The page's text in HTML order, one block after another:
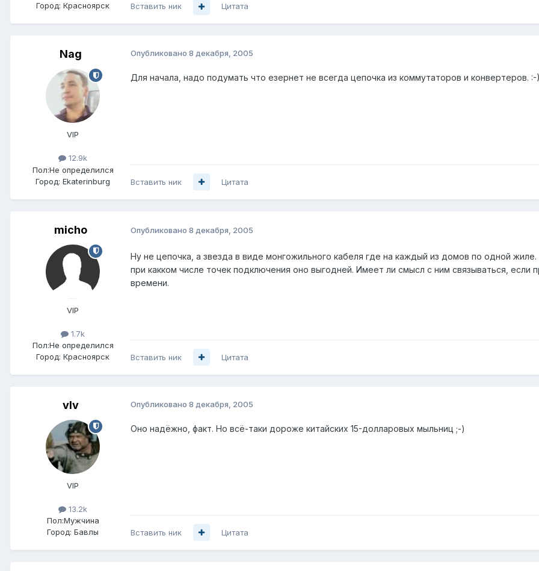
Город: Красноярск Вставить ник Цитата
Nag
VIP
12.9k
Пол:Не определился
Город: Ekaterinburg
Опубликовано 8 декабря, 2005
Для начала, надо подумать что езернет не всегда цепочка из коммутаторов и конвертеров.
Вставить ник Цитата
micho
VIP
1.7k
Пол:Не определился
Город: Красноярск
Опубликовано 8 декабря, 2005
Ну не цепочка, а звезда в виде монгожильного кабеля где на каждый из домов по одной
при какком числе точек подключения оно выгодней. Имеет ли смысл с ним связываться, если
времени.
Вставить ник Цитата
vIv
VIP
13.2k
Пол:Мужчина
Город: Бавлы
Опубликовано 8 декабря, 2005
Оно надёжно, факт. Но всё-таки дороже китайских 15-долларовых мыльниц ;-)
Вставить ник Цитата